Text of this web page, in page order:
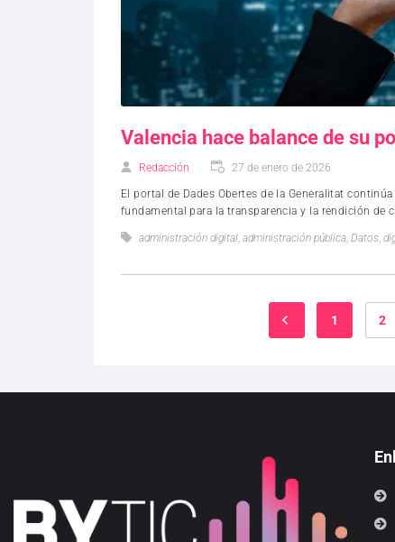
Valencia hace balance de su
Redacción 27 de enero de 2026
El portal de Dades Obertes de la Generalitat
fundamental para la transparencia y la rendición de
administración digital administración pública Datos
1 2